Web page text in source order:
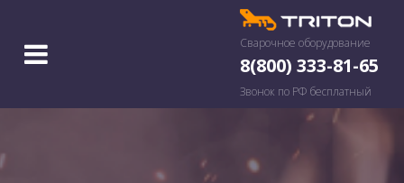
Сварочное оборудование
8(800) 333-81-65
Звонок по РФ бесплатный